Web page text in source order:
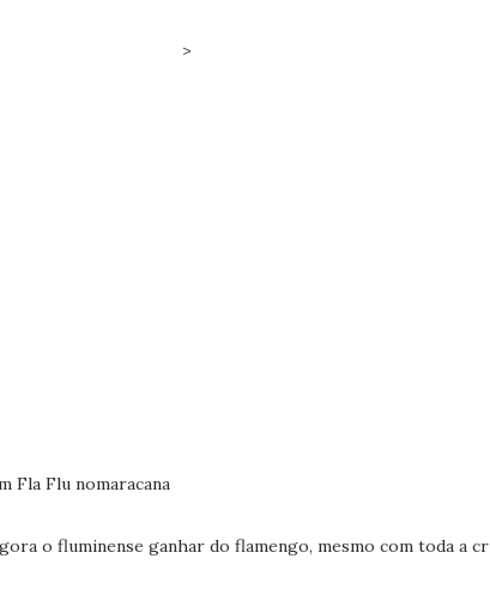
>
Fla Flu nomaracana
o fluminense ganhar do flamengo, mesmo com toda a